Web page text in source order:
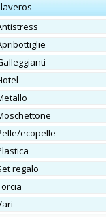
llaveros
antistress
apribottiglie
galleggianti
Hotel
metallo
moschettone
pelle/ecopelle
plastica
set regalo
torcia
vari